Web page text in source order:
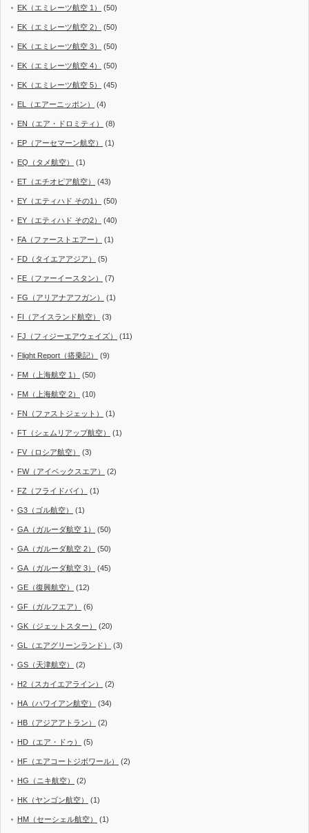
EK（エミレーツ航空 1） (50)
EK（エミレーツ航空 2） (50)
EK（エミレーツ航空 3） (50)
EK（エミレーツ航空 4） (50)
EK（エミレーツ航空 5） (45)
EL（エアーニッポン） (4)
EN（エア・ドロミティ） (8)
EP（アーセマーン航空） (1)
EQ（タメ航空） (1)
ET（エチオピア航空） (43)
EY（エティハド その1） (50)
EY（エティハド その2） (40)
FA（ファーストエアー） (1)
FD（タイエアアジア） (5)
FE（ファーイースタン） (7)
FG（アリアナアフガン） (1)
FI（アイスランド航空） (3)
FJ（フィジーエアウェイズ） (11)
Flight Report（搭乗記） (9)
FM（上海航空 1） (50)
FM（上海航空 2） (10)
FN（ファストジェット） (1)
FT（シェムリアップ航空） (1)
FV（ロシア航空） (3)
FW（アイベックスエア） (2)
FZ（フライドバイ） (1)
G3（ゴル航空） (1)
GA（ガルーダ航空 1） (50)
GA（ガルーダ航空 2） (50)
GA（ガルーダ航空 3） (45)
GE（復興航空） (12)
GF（ガルフエア） (6)
GK（ジェットスター） (20)
GL（エアグリーンランド） (3)
GS（天津航空） (2)
H2（スカイエアライン） (2)
HA（ハワイアン航空） (34)
HB（アジアアトラン） (2)
HD（エア・ドゥ） (5)
HF（エアコートジボワール） (2)
HG（ニキ航空） (2)
HK（ヤンゴン航空） (1)
HM（セーシェル航空） (1)